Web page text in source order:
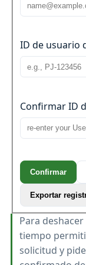
ID de usuario
Confirmar ID
Confirmar
Exportar
Para
tiempo
solicitud y